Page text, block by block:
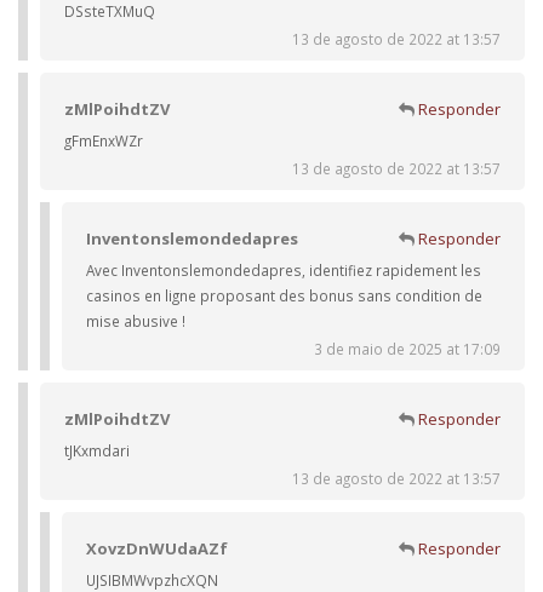
DSsteTXMuQ
13 de agosto de 2022 at 13:57
zMlPoihdtZV Responder
gFmEnxWZr
13 de agosto de 2022 at 13:57
Inventonslemondedapres Responder
Avec Inventonslemondedapres, identifiez rapidement les
casinos en ligne proposant des bonus sans condition de
mise abusive !
3 de maio de 2025 at 17:09
zMlPoihdtZV Responder
tJKxmdari
13 de agosto de 2022 at 13:57
XovzDnWUdaAZf Responder
UJSIBMWvpzhcXQN